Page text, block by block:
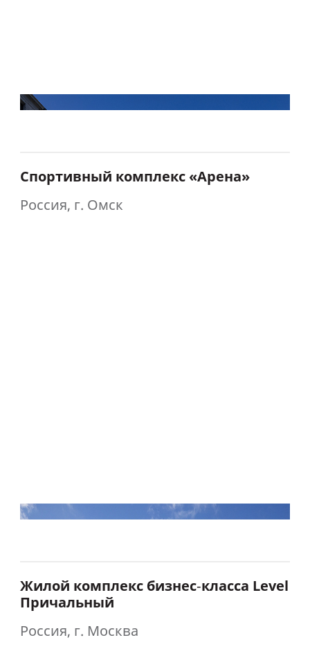
Спортивный комплекс «Арена»
Россия, г. Омск
Жилой комплекс бизнес‑класса Level
Причальный
Россия, г. Москва